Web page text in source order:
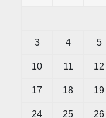
3 4 5
10 11 12
17 18 19
24 25 26